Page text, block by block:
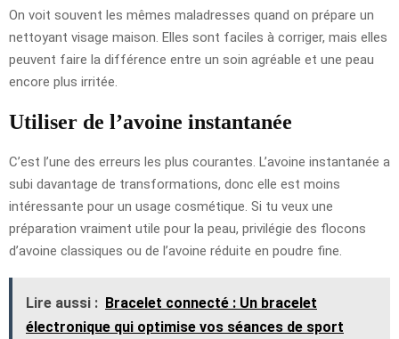
On voit souvent les mêmes maladresses quand on prépare un
nettoyant visage maison. Elles sont faciles à corriger, mais elles
peuvent faire la différence entre un soin agréable et une peau
encore plus irritée.
Utiliser de l’avoine instantanée
C’est l’une des erreurs les plus courantes. L’avoine instantanée a
subi davantage de transformations, donc elle est moins
intéressante pour un usage cosmétique. Si tu veux une
préparation vraiment utile pour la peau, privilégie des flocons
d’avoine classiques ou de l’avoine réduite en poudre fine.
Lire aussi : Bracelet connecté : Un bracelet
électronique qui optimise vos séances de sport